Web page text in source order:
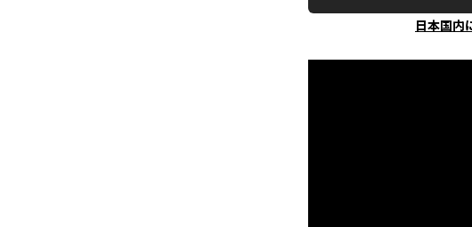
日本国内